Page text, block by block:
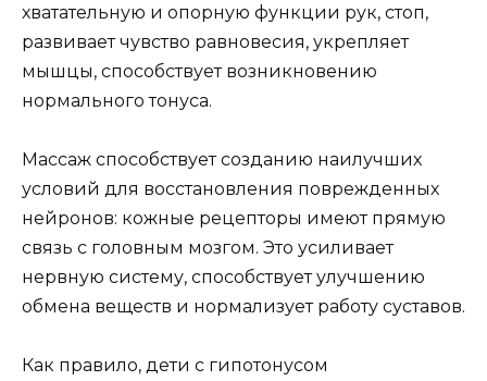
хватательную и опорную функции рук, стоп,
развивает чувство равновесия, укрепляет
мышцы, способствует возникновению
нормального тонуса.
Массаж способствует созданию наилучших
условий для восстановления поврежденных
нейронов: кожные рецепторы имеют прямую
связь с головным мозгом. Это усиливает
нервную систему, способствует улучшению
обмена веществ и нормализует работу суставов.
Как правило, дети с гипотонусом